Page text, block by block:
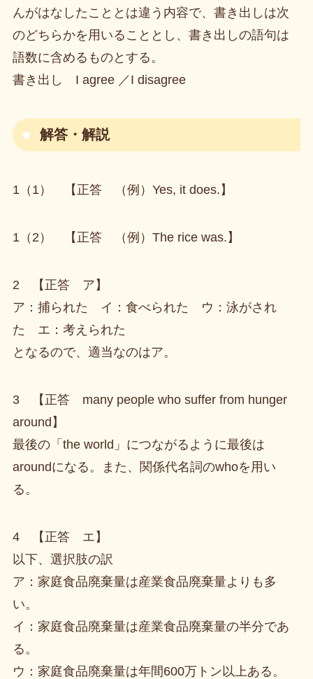
んがはなしたこととは違う内容で、書き出しは次
のどちらかを用いることとし、書き出しの語句は
語数に含めるものとする。
書き出し I agree ／I disagree
解答・解説
1（1） 【正答 （例）Yes, it does.】
1（2） 【正答 （例）The rice was.】
2 【正答 ア】
ア：捕られた イ：食べられた ウ：泳がされ
た エ：考えられた
となるので、適当なのはア。
3 【正答 many people who suffer from hunger
around】
最後の「the world」につながるように最後は
aroundになる。また、関係代名詞のwhoを用い
る。
4 【正答 エ】
以下、選択肢の訳
ア：家庭食品廃棄量は産業食品廃棄量よりも多
い。
イ：家庭食品廃棄量は産業食品廃棄量の半分であ
る。
ウ：家庭食品廃棄量は年間600万トン以上ある。